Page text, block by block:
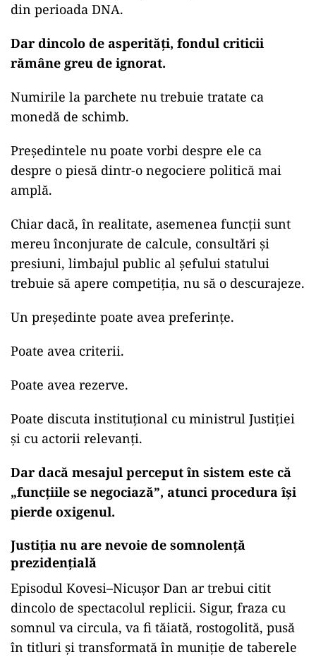
din perioada DNA.
Dar dincolo de asperități, fondul criticii
rămâne greu de ignorat.
Numirile la parchete nu trebuie tratate ca
monedă de schimb.
Președintele nu poate vorbi despre ele ca
despre o piesă dintr-o negociere politică mai
amplă.
Chiar dacă, în realitate, asemenea funcții sunt
mereu înconjurate de calcule, consultări și
presiuni, limbajul public al șefului statului
trebuie să apere competiția, nu să o descurajeze.
Un președinte poate avea preferințe.
Poate avea criterii.
Poate avea rezerve.
Poate discuta instituțional cu ministrul Justiției
și cu actorii relevanți.
Dar dacă mesajul perceput în sistem este că
„funcțiile se negociază”, atunci procedura își
pierde oxigenul.
Justiția nu are nevoie de somnolență
prezidențială
Episodul Kovesi–Nicușor Dan ar trebui citit
dincolo de spectacolul replicii. Sigur, fraza cu
somnul va circula, va fi tăiată, rostogolită, pusă
în titluri și transformată în muniție de taberele